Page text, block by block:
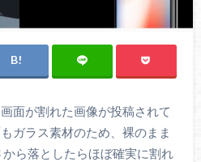
面が割れた画像が投稿されて
ガラス素材のため、裸のまま
ら落としたらほぼ確実に割れ